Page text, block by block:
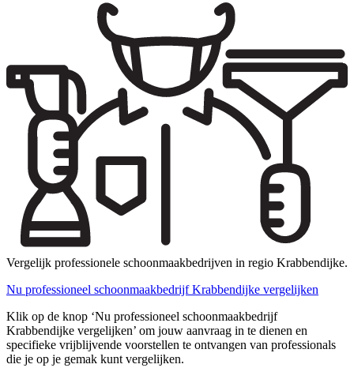
Vergelijk professionele schoonmaakbedrijven in regio Krabbendijke.
Nu professioneel schoonmaakbedrijf Krabbendijke vergelijken
Klik op de knop ‘Nu professioneel schoonmaakbedrijf
Krabbendijke vergelijken’ om jouw aanvraag in te dienen en
specifieke vrijblijvende voorstellen te ontvangen van professionals
die je op je gemak kunt vergelijken.